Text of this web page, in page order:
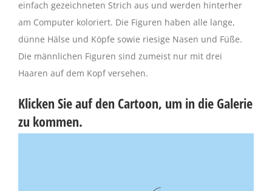
einfach gezeichneten Strich aus und werden hinterher
am Computer koloriert. Die Figuren haben alle lange,
dünne Hälse und Köpfe sowie riesige Nasen und Füße.
Die männlichen Figuren sind zumeist nur mit drei
Haaren auf dem Kopf versehen.
Klicken Sie auf den Cartoon, um in die Galerie
zu kommen.